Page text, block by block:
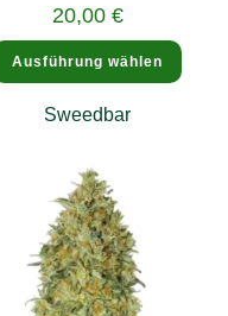
20,00 €
Ausführung wählen
weist
Sweedbar